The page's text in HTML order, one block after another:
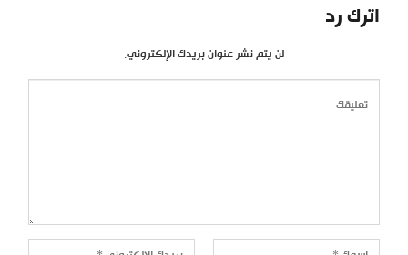
اترك رد
لن يتم نشر عنوان بريدك الإلكتروني.